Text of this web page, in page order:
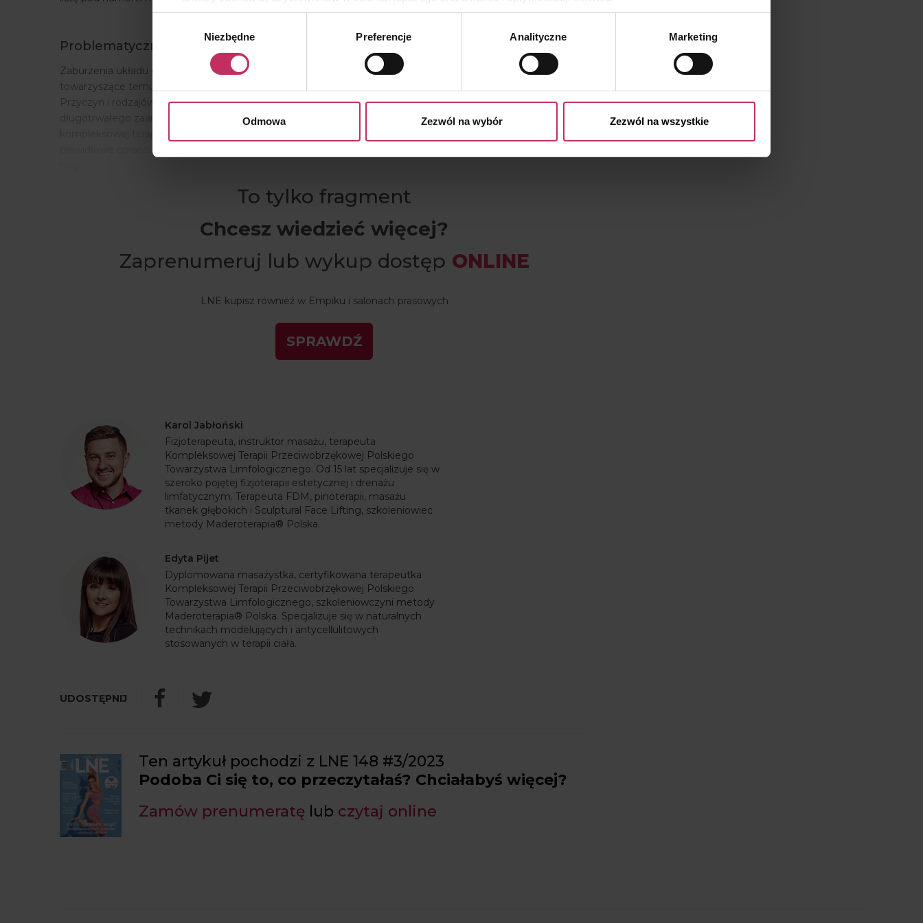
remarketingowym, czyli wyświetlania Ci naszych reklam na innych stronach.
osobowych, w tym o sposobie, w jaki my i nasi partnerzy używamy plików cookies oraz o przysługujących Ci prawach
Niezbędne Preferencje Analityczne Marketing
Odmowa Zezwól na wybór Zezwól na wszystkie
Problematyczne obrzęki
Zaburzenia układu chłonnego stanowią przyczynę kolejnego dużego problemu, jakim są obrzęki oraz często
towarzyszące temu uczucie ciężkości nóg. Opuchnięte nogi stanowczo nie skłaniają do odsłaniania ich latem.
Przyczyn i rodzajów obrzęku jest wiele i często ich leczenie wymaga od nas systematycznego i
długotrwałego zaangażowania. W tej walce manualna praca certyfikowanego terapeuty z zakresu
prawidłowe opracowanie poszczególnych obszarów ciała prowadzi do zmniejszenia obrzęku i wyszczuplenia
To tylko fragment
Chcesz wiedzieć więcej?
Zaprenumeruj lub wykup dostęp ONLINE
LNE kupisz również w Empiku i salonach prasowych
SPRAWDŹ
Karol Jabłoński
Fizjoterapeuta, instruktor masażu, terapeuta
Kompleksowej Terapii Przeciwobrzękowej Polskiego
Towarzystwa Limfologicznego. Od 15 lat specjalizuje się w
szeroko pojętej fizjoterapii estetycznej i drenażu
limfatycznym. Terapeuta FDM, pinoterapii, masażu
tkanek głębokich i Sculptural Face Lifting, szkoleniowiec
metody Maderoterapia® Polska.
Edyta Pijet
Dyplomowana masażystka, certyfikowana terapeutka
Kompleksowej Terapii Przeciwobrzękowej Polskiego
Towarzystwa Limfologicznego, szkoleniowczyni metody
Maderoterapia® Polska. Specjalizuje się w naturalnych
technikach modelujących i antycellulitowych
stosowanych w terapii ciała.
Ten artykuł pochodzi z LNE 148 #3/2023
Podoba Ci się to, co przeczytałaś? Chciałabyś więcej?
Zamów prenumeratę lub czytaj online